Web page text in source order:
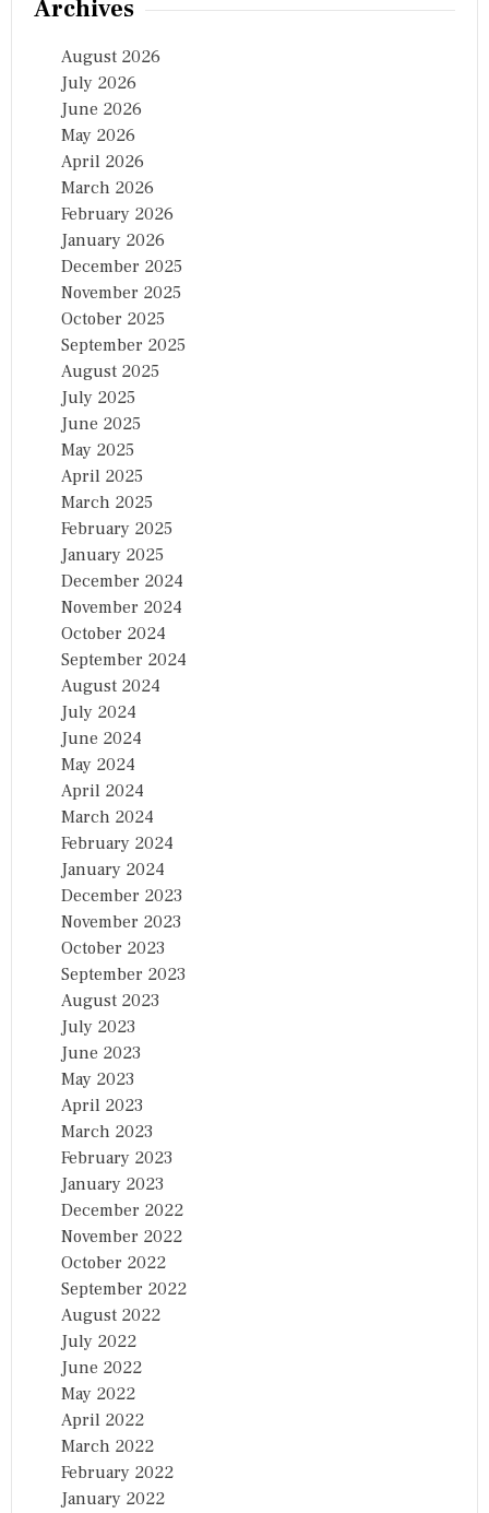
Archives
August 2026
July 2026
June 2026
May 2026
April 2026
March 2026
February 2026
January 2026
December 2025
November 2025
October 2025
September 2025
August 2025
July 2025
June 2025
May 2025
April 2025
March 2025
February 2025
January 2025
December 2024
November 2024
October 2024
September 2024
August 2024
July 2024
June 2024
May 2024
April 2024
March 2024
February 2024
January 2024
December 2023
November 2023
October 2023
September 2023
August 2023
July 2023
June 2023
May 2023
April 2023
March 2023
February 2023
January 2023
December 2022
November 2022
October 2022
September 2022
August 2022
July 2022
June 2022
May 2022
April 2022
March 2022
February 2022
January 2022